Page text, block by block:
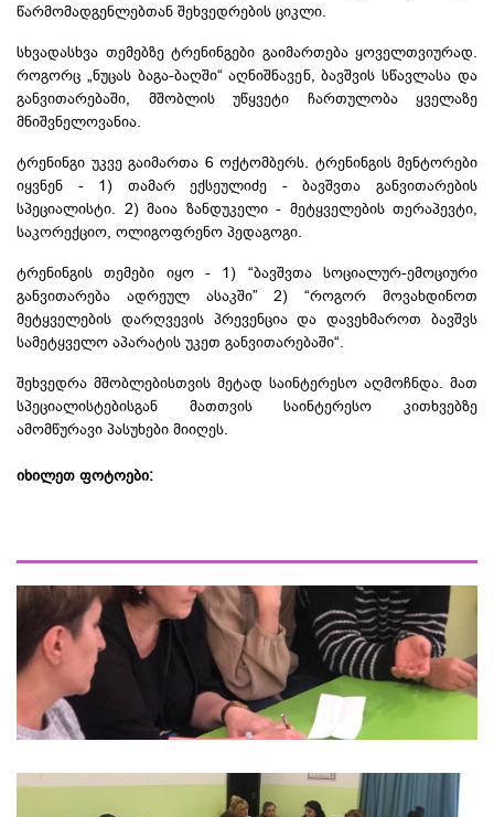
წარმომადგენლებთან შეხვედრების ციკლი.
სხვადასხვა თემებზე ტრენინგები გაიმართება ყოველთვიურად.
როგორც „ნუცას ბაგა-ბაღში“ აღნიშნავენ, ბავშვის სწავლასა და
განვითარებაში, მშობლის უწყვეტი ჩართულობა ყველაზე
მნიშვნელოვანია.
ტრენინგი უკვე გაიმართა 6 ოქტომბერს. ტრენინგის მენტორები
იყვნენ - 1) თამარ ექსეულიძე - ბავშვთა განვითარების
სპეციალისტი. 2) მაია ზანდუკელი - მეტყველების თერაპევტი,
საკორექციო, ოლიგოფრენო პედაგოგი.
ტრენინგის თემები იყო - 1) “ბავშვთა სოციალურ-ემოციური
განვითარება ადრეულ ასაკში” 2) “როგორ მოვახდინოთ
მეტყველების დარღვევის პრევენცია და დავეხმაროთ ბავშვს
სამეტყველო აპარატის უკეთ განვითარებაში“.
შეხვედრა მშობლებისთვის მეტად საინტერესო აღმოჩნდა. მათ
სპეციალისტებისგან მათთვის საინტერესო კითხვებზე
ამომწურავი პასუხები მიიღეს.
იხილეთ ფოტოები: